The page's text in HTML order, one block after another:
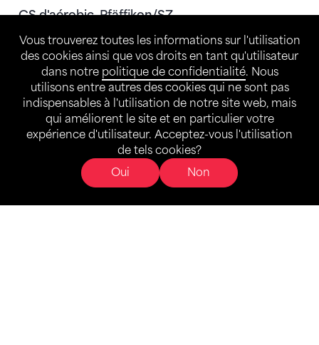
Vous trouverez toutes les informations sur l'utilisation
des cookies ainsi que vos droits en tant qu'utilisateur
dans notre politique de confidentialité. Nous
utilisons entre autres des cookies qui ne sont pas
indispensables à l'utilisation de notre site web, mais
qui améliorent le site et en particulier votre
expérience d'utilisateur. Acceptez-vous l'utilisation
de tels cookies?
Oui
Non
CS d'aérobic, Pfäffikon/SZ
Aérobic
Voir le PDF
27.10.2019
CS d'aérobic, Zuchwil